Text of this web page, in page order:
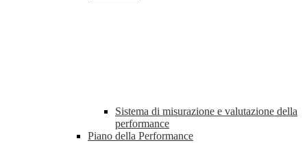
Sistema di misurazione e valutazione della
performance
Piano della Performance